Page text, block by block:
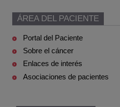
ÁREA DEL PACIENTE
Portal del Paciente
Sobre el cáncer
Enlaces de interés
Asociaciones de pacientes